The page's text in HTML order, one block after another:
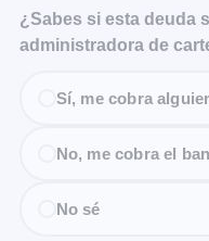
¿Sabes si esta deuda
administradora de
Sí, me cobra
No, me cobra el
No sé